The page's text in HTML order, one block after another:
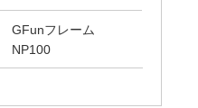
GFunフレーム
NP100